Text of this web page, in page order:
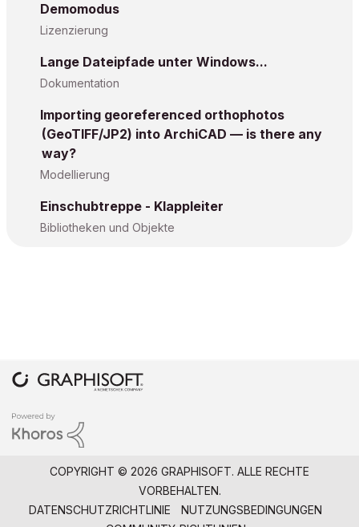
Demomodus
Lizenzierung
Lange Dateipfade unter Windows...
Dokumentation
Importing georeferenced orthophotos
(GeoTIFF/JP2) into ArchiCAD — is there any
way?
Modellierung
Einschubtreppe - Klappleiter
Bibliotheken und Objekte
COPYRIGHT © 2026 GRAPHISOFT. ALLE RECHTE
VORBEHALTEN.
DATENSCHUTZRICHTLINIE
NUTZUNGSBEDINGUNGEN